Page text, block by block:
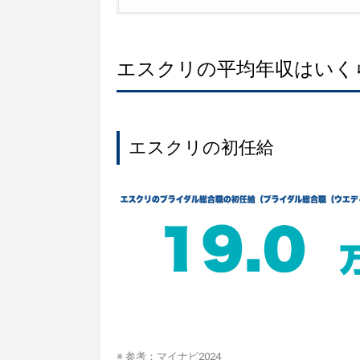
エスクリの平均年収はいく
エスクリの初任給
※ 参考： マイナビ2024